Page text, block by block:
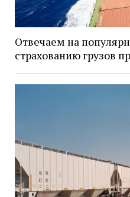
Отвечаем на
страхованию грузов